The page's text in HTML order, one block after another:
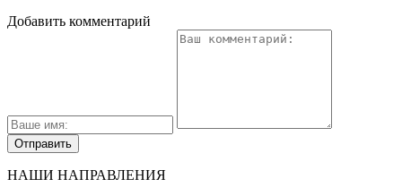
Добавить комментарий
НАШИ НАПРАВЛЕНИЯ